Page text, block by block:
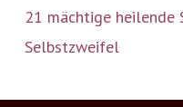
21 mächtige heilende
Selbstzweifel